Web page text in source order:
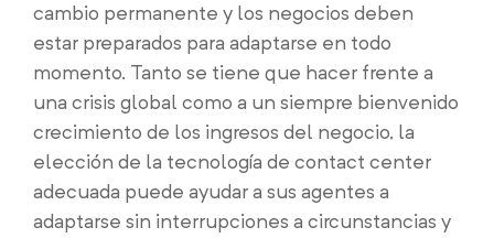
cambio permanente y los negocios deben
estar preparados para adaptarse en todo
momento. Tanto se tiene que hacer frente a
una crisis global como a un siempre bienvenido
crecimiento de los ingresos del negocio, la
elección de la tecnología de contact center
adecuada puede ayudar a sus agentes a
adaptarse sin interrupciones a circunstancias y